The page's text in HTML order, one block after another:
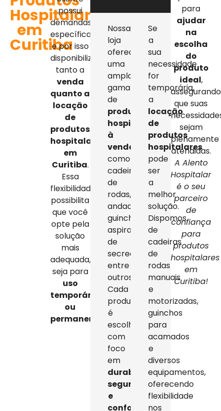
Hospitalares
em
Curitiba
possui
demandas
específicas,
e por isso
disponibilizamos
tanto a
venda
quanto a
locação
de
produtos
hospitalares
em
Curitiba.
Essa
flexibilidade
possibilita
que você
opte pela
solução
mais
adequada,
seja para
uso
temporário
ou
permanente
Nossa
loja
oferece
uma
ampla
gama
de
produtos
hospitalares
à
venda
como
cadeiras
de
rodas,
andadores,
guinchos,
aspiradores
de
secreção,
entre
outros.
Cada
produto
é
escolhido
com
foco
em
durabilidade,
segurança
e
conforto
Se
a
sua
necessidade
for
temporária,
a
locação
de
produtos
hospitalares
pode
ser
a
melhor
solução.
Dispomos
de
cadeiras
de
rodas
manuais
e
motorizadas,
guinchos
para
acamados
e
diversos
equipamentos,
oferecendo
flexibilidade
nos
para
ajudar
na
escolha
do
produto
ideal,
assegurando
que suas
sejam
plenamente
atendidas.
A Alento
Hospitalar
é o seu
parceiro
de
confiança
para
produtos
hospitalares
em
Curitiba!